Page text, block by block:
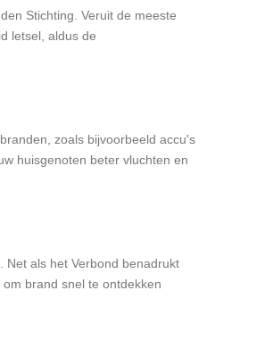
Stichting. Veruit de meeste
letsel, aldus de
zoals bijvoorbeeld accu's
huisgenoten beter vluchten en
Net als het Verbond benadrukt
brand snel te ontdekken